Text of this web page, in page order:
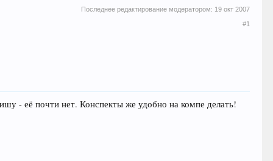
Последнее редактирование модератором: 19 окт 2007
#1
- её почти нет. Конспекты же удобно на компе делать!